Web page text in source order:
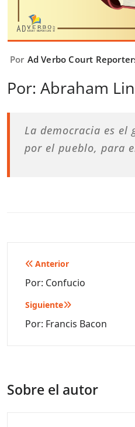
Por Ad Verbo Court
Por: Abraham
La democracia es el
por el pueblo, para
Navegación
de
entradas
Anterior
Por: Confucio
Siguiente
Por: Francis Bacon
Sobre el autor